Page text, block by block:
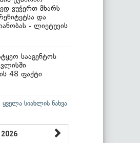
ვუჭერთ მხარს
და
- ლიეტუვის
სააგენტოს
48 ფაქტი
ყველა სიახლის ნახვა
2026